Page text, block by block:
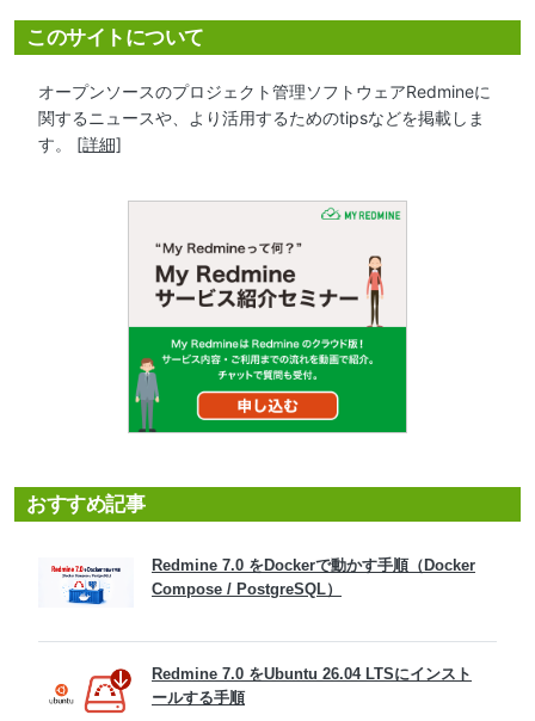
このサイトについて
オープンソースのプロジェクト管理ソフトウェアRedmineに
関するニュースや、より活用するためのtipsなどを掲載しま
す。 [詳細]
おすすめ記事
Redmine 7.0 をDockerで動かす手順（Docker
Compose / PostgreSQL）
Redmine 7.0 をUbuntu 26.04 LTSにインスト
ールする手順